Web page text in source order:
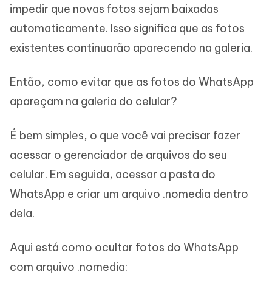
impedir que novas fotos sejam baixadas
automaticamente. Isso significa que as fotos
existentes continuarão aparecendo na galeria.
Então, como evitar que as fotos do WhatsApp
apareçam na galeria do celular?
É bem simples, o que você vai precisar fazer
acessar o gerenciador de arquivos do seu
celular. Em seguida, acessar a pasta do
WhatsApp e criar um arquivo .nomedia dentro
dela.
Aqui está como ocultar fotos do WhatsApp
com arquivo .nomedia: